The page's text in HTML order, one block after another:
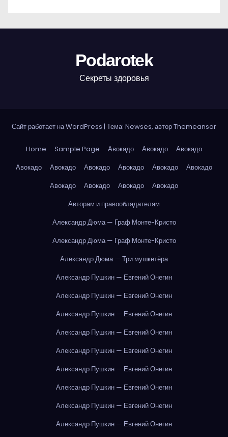
Podarotek
Секреты здоровья
Сайт работает на WordPress | Тема: Newses, авторThemeansar
Home Sample Page Авокадо Авокадо
Авокадо
Авокадо
Авокадо Авокадо Авокадо Авокадо
Авокадо
Авокадо
Авокадо Авокадо
Авокадо
Авторам и правообладателям
Александр Дюма — Граф Монте-Кристо
Александр Дюма — Граф Монте-Кристо
Александр Дюма — Три мушкетёра
Александр Пушкин — Евгений Онегин
Александр Пушкин — Евгений Онегин
Александр Пушкин — Евгений Онегин
Александр Пушкин — Евгений Онегин
Александр Пушкин — Евгений Онегин
Александр Пушкин — Евгений Онегин
Александр Пушкин — Евгений Онегин
Александр Пушкин — Евгений Онегин
Александр Пушкин — Евгений Онегин